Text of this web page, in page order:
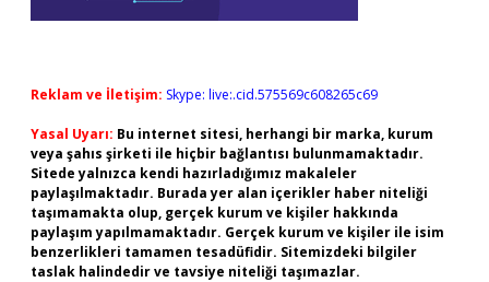
Reklam ve İletişim: Skype: live:.cid.575569c608265c69
Yasal Uyarı: Bu internet sitesi, herhangi bir marka, kurum
veya şahıs şirketi ile hiçbir bağlantısı bulunmamaktadır.
Sitede yalnızca kendi hazırladığımız makaleler
paylaşılmaktadır. Burada yer alan içerikler haber niteliği
taşımamakta olup, gerçek kurum ve kişiler hakkında
paylaşım yapılmamaktadır. Gerçek kurum ve kişiler ile isim
benzerlikleri tamamen tesadüfidir. Sitemizdeki bilgiler
taslak halindedir ve tavsiye niteliği taşımazlar.